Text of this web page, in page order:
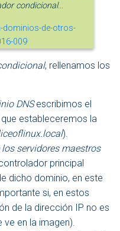
condicional…
, rellenamos los
DNSescribimos el
estableceremos la
).
los servidores maestros
principal
dicho dominio, en este
si, en estos
de la dirección IP no es
en la imagen).